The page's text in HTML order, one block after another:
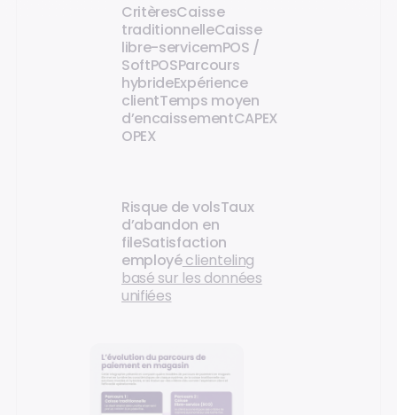
CritèresCaisse
traditionnelleCaisse
libre-servicemPOS /
SoftPOSParcours
hybrideExpérience
clientTemps moyen
d’encaissementCAPEX
OPEX
Risque de volsTaux
d’abandon en
fileSatisfaction
employéclienteling
basé sur les données
unifiées